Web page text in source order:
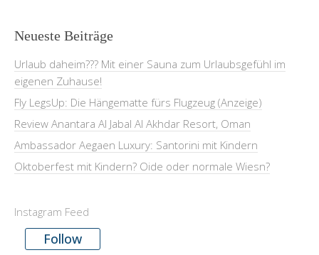
Neueste Beiträge
Urlaub daheim??? Mit einer Sauna zum Urlaubsgefühl im
eigenen Zuhause!
Fly LegsUp: Die Hängematte fürs Flugzeug (Anzeige)
Review Anantara Al Jabal Al Akhdar Resort, Oman
Ambassador Aegaen Luxury: Santorini mit Kindern
Oktoberfest mit Kindern? Oide oder normale Wiesn?
Instagram Feed
Follow